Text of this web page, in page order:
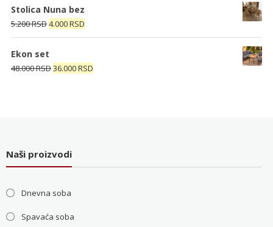
je
bila:
je:
4.000 RSD.
Stolica Nuna bez
5.200RSDOriginalna
cena
je
bila:
4.000RSDTrenutna
cena
4.000 RSD.
Ekon set
48.000RSDOriginalna
36.000RSDTrenutna
Naši proizvodi
Dnevna soba
Spavaća soba